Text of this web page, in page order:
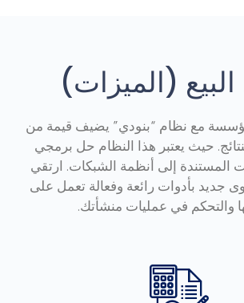
(الميزات)
مع نظام “بنودي” يضيف قيمة من
حيث يعتبر هذا النظام حل برمجي
المستندة إلى أنظمة الشبكات. ارتقي
جديد بأدوات رائعة وفعالة تعمل على
والتحكم في عمليات منشأتك.